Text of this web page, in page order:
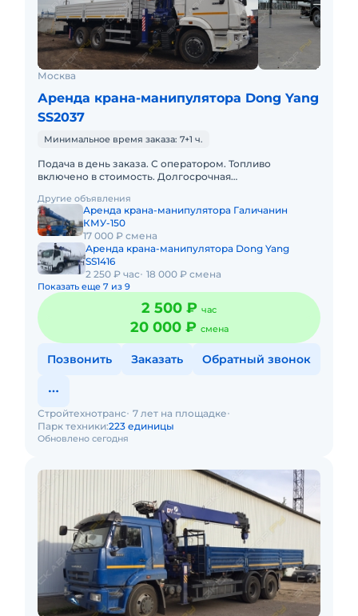
Москва
Аренда крана-манипулятора Dong Yang
SS2037
Минимальное время заказа: 7+1 ч.
Подача в день заказа. С оператором. Топливо
включено в стоимость. Долгосрочная
наработкой. Сейчас свободна.
Другие объявления
Аренда крана-манипулятора Галичанин
КМУ-150
17 000 ₽ смена
Аренда крана-манипулятора Dong Yang
SS1416
2 250 ₽ час 18 000 ₽ смена
Показать еще 7 из 9
2 500 ₽ час
20 000 ₽ смена
Позвонить Заказать Обратный звонок
Обновлено сегодня
Стройтехнотранс 7 лет на площадке
Парк техники:223 единицы